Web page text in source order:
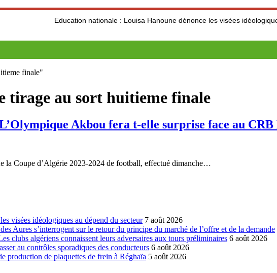
Education nationale : Louisa Hanoune dénonce les visées idéologiques au
finale"
tirage au sort huitieme finale
Akbou fera t-elle surprise face au CRB
la Coupe d’Algérie 2023-2024 de football, effectué dimanche…
visées idéologiques au dépend du secteur 7 août 2026
Aures s’interrogent sur le retour du principe du marché de l’offre et de la demande
clubs algériens connaissent leurs adversaires aux tours préliminaires 6 août 2026
au contrôles sporadiques des conducteurs 6 août 2026
production de plaquettes de frein à Réghaïa 5 août 2026